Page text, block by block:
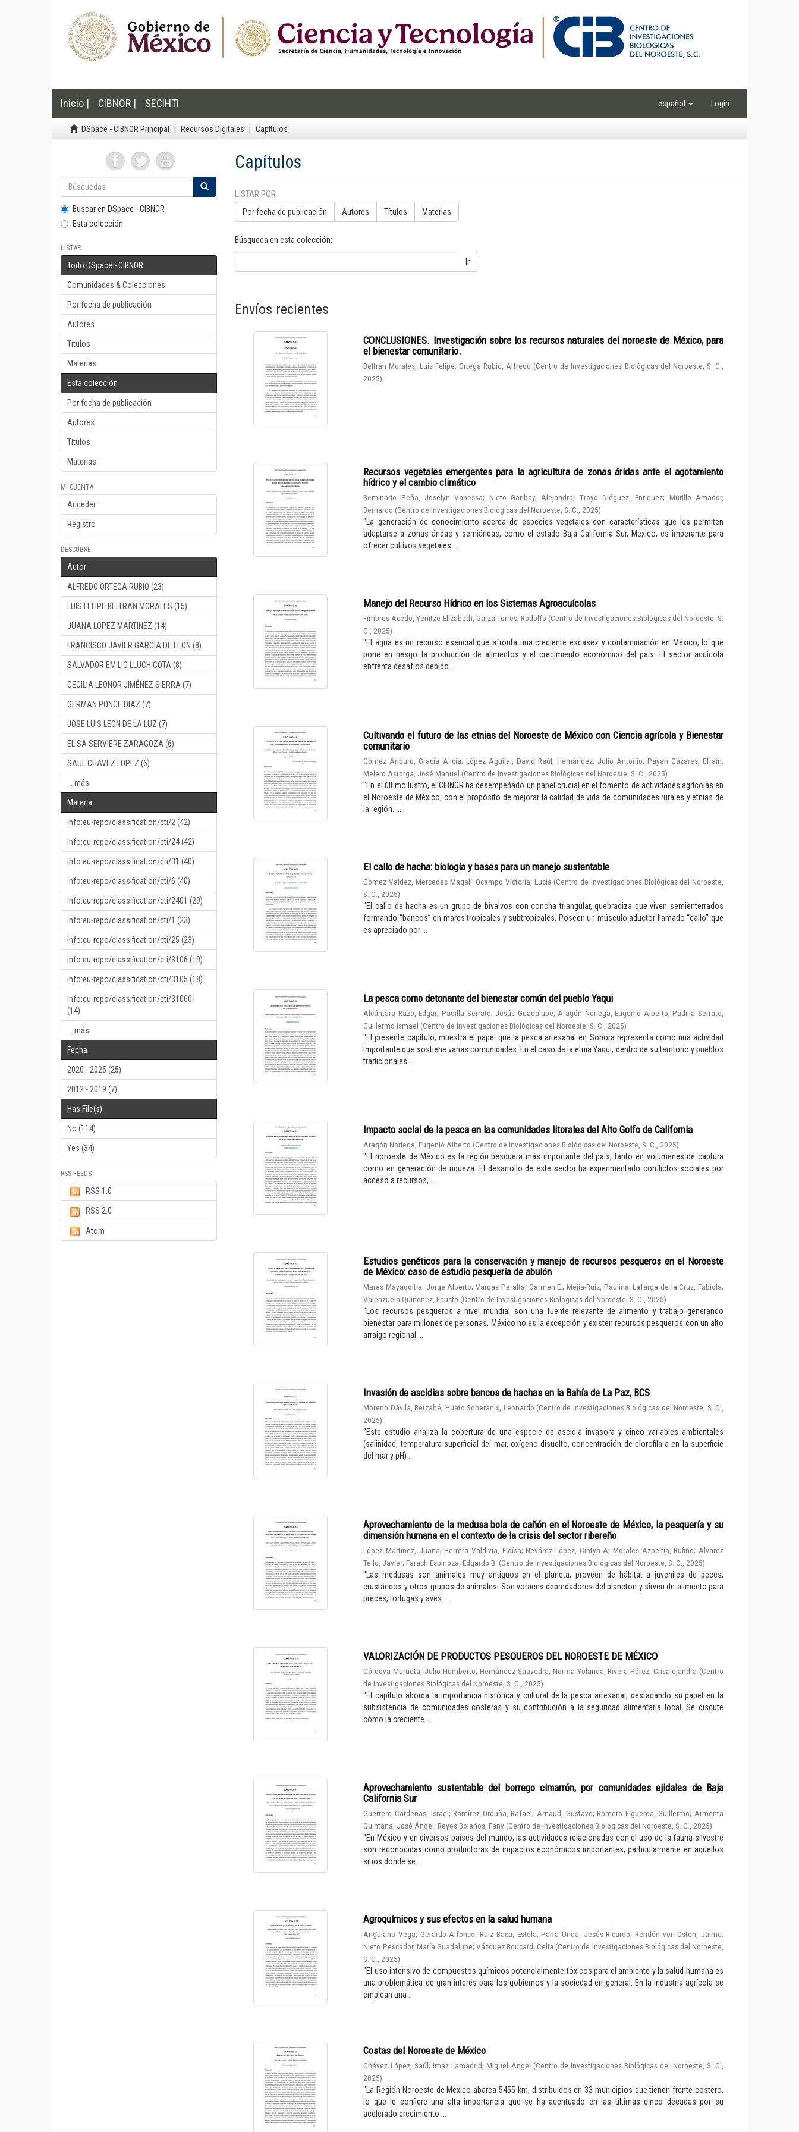
Inicio | CIBNOR | SECIHTI español Login
DSpace - CIBNOR Principal Recursos Digitales Capítulos
Buscar en DSpace - CIBNOR
Esta colección
LISTAR
Todo DSpace - CIBNOR
Comunidades & Colecciones
Por fecha de publicación
Autores
Títulos
Materias
Esta colección
Por fecha de publicación
Autores
Títulos
Materias
MI CUENTA
Acceder
Registro
DESCUBRE
Autor
ALFREDO ORTEGA RUBIO (23)
LUIS FELIPE BELTRAN MORALES (15)
JUANA LOPEZ MARTINEZ (14)
FRANCISCO JAVIER GARCIA DE LEON (8)
SALVADOR EMILIO LLUCH COTA (8)
CECILIA LEONOR JIMÉNEZ SIERRA (7)
GERMAN PONCE DIAZ (7)
JOSE LUIS LEON DE LA LUZ (7)
ELISA SERVIERE ZARAGOZA (6)
SAUL CHAVEZ LOPEZ (6)
... más
Materia
info:eu-repo/classification/cti/2 (42)
info:eu-repo/classification/cti/24 (42)
info:eu-repo/classification/cti/31 (40)
info:eu-repo/classification/cti/6 (40)
info:eu-repo/classification/cti/2401 (29)
info:eu-repo/classification/cti/1 (23)
info:eu-repo/classification/cti/25 (23)
info:eu-repo/classification/cti/3106 (19)
info:eu-repo/classification/cti/3105 (18)
info:eu-repo/classification/cti/310601
(14)
... más
Fecha
2020 - 2025 (25)
2012 - 2019 (7)
Has File(s)
No (114)
Yes (34)
RSS FEEDS
RSS 1.0
RSS 2.0
Atom
Capítulos
LISTAR POR
Por fecha de publicación Autores Títulos Materias
Búsqueda en esta colección:
Ir
Envíos recientes
CONCLUSIONES. Investigación sobre los recursos naturales del noroeste de México, para
el bienestar comunitario.
Beltrán Morales, Luis Felipe; Ortega Rubio, Alfredo (Centro de Investigaciones Biológicas del Noroeste, S. C.
2025)
Recursos vegetales emergentes para la agricultura de zonas áridas ante el agotamiento
hídrico y el cambio climático
Seminario Peña, Joselyn Vanessa; Nieto Garibay, Alejandra; Troyo Diéguez, Enriquez; Murillo Amador,
Bernardo (Centro de Investigaciones Biológicas del Noroeste, S. C. 2025)
"La generación de conocimiento acerca de especies vegetales con características que les permiten
adaptarse a zonas áridas y semiáridas, como el estado Baja California Sur, México, es imperante para
ofrecer cultivos vegetales ...
Manejo del Recurso Hídrico en los Sistemas Agroacuícolas
Fimbres Acedo, Yenitze Elizabeth; Garza Torres, Rodolfo (Centro de Investigaciones Biológicas del Noroeste, S.
C., 2025)
"El agua es un recurso esencial que afronta una creciente escasez y contaminación en México, lo que
pone en riesgo la producción de alimentos y el crecimiento económico del país. El sector acuícola
enfrenta desafíos debido ...
Cultivando el futuro de las etnias del Noroeste de México con Ciencia agrícola y Bienestar
comunitario
Gómez Anduro, Gracia Alicia; López Aguilar, David Raúl; Hernández, Julio Antonio; Payan Cázares, Efraín;
Melero Astorga, José Manuel (Centro de Investigaciones Biológicas del Noroeste, S. C. 2025)
"En el último lustro, el CIBNOR ha desempeñado un papel crucial en el fomento de actividades agrícolas en
el Noroeste de México, con el propósito de mejorar la calidad de vida de comunidades rurales y etnias de
la región. ...
El callo de hacha: biología y bases para un manejo sustentable
Gómez Valdez, Mercedes Magali;Ocampo Victoria, Lucía (Centro de Investigaciones Biológicas del Noroeste,
S. C.
2025)
"El callo de hacha es un grupo de bivalvos con concha triangular, quebradiza que viven semienterrados
formando “bancos” en mares tropicales y subtropicales. Poseen un músculo aductor llamado “callo” que
es apreciado por ...
La pesca como detonante del bienestar común del pueblo Yaqui
Alcántara Razo, Edgar;Padilla Serrato, Jesús Guadalupe; Aragón Noriega, Eugenio Alberto;Padilla Serrato,
Guillermo Ismael (Centro de Investigaciones Biológicas del Noroeste, S. C. 2025)
"El presente capítulo, muestra el papel que la pesca artesanal en Sonora representa como una actividad
importante que sostiene varias comunidades. En el caso de la etnia Yaqui, dentro de su territorio y pueblos
tradicionales ...
Impacto social de la pesca en las comunidades litorales del Alto Golfo de California
Aragón Noriega, Eugenio Alberto (Centro de Investigaciones Biológicas del Noroeste, S. C. 2025)
“El noroeste de México es la región pesquera más importante del país, tanto en volúmenes de captura
como en generación de riqueza. El desarrollo de este sector ha experimentado conflictos sociales por
acceso a recursos, ...
Estudios genéticos para la conservación y manejo de recursos pesqueros en el Noroeste
de México: caso de estudio pesquería de abulón
Mares Mayagoitia, Jorge Alberto;Vargas Peralta, Carmen E.; Mejía-Ruíz, Paulina;Lafarga de la Cruz, Fabiola;
Valenzuela Quiñonez, Fausto (Centro de Investigaciones Biológicas del Noroeste, S. C., 2025)
“Los recursos pesqueros a nivel mundial son una fuente relevante de alimento y trabajo generando
bienestar para millones de personas. México no es la excepción y existen recursos pesqueros con un alto
arraigo regional ...
Invasión de ascidias sobre bancos de hachas en la Bahía de La Paz, BCS
Moreno Dávila, Betzabé; Huato Soberanis, Leonardo (Centro de Investigaciones Biológicas del Noroeste, S. C.,
2025)
“Este estudio analiza la cobertura de una especie de ascidia invasora y cinco variables ambientales
(salinidad, temperatura superficial del mar, oxígeno disuelto, concentración de clorofila-a en la superficie
del mar y pH) ...
Aprovechamiento de la medusa bola de cañón en el Noroeste de México, la pesquería y su
dimensión humana en el contexto de la crisis del sector ribereño
López Martínez, Juana;Herrera Valdivia, Eloísa;Nevárez López, Cintya A;Morales Azpeitia, Rufino; Álvarez
Tello, Javier;Farach Espinoza, Edgardo B. (Centro de Investigaciones Biológicas del Noroeste, S. C. 2025)
"Las medusas son animales muy antiguos en el planeta, proveen de hábitat a juveniles de peces,
crustáceos y otros grupos de animales. Son voraces depredadores del plancton y sirven de alimento para
preces, tortugas y aves. ...
VALORIZACIÓN DE PRODUCTOS PESQUEROS DEL NOROESTE DE MÉXICO
Córdova Murueta, Julio Humberto; Hernández Saavedra, Norma Yolanda;Rivera Pérez, Crisalejandra (Centro
de Investigaciones Biológicas del Noroeste, S. C.
2025)
“El capítulo aborda la importancia histórica y cultural de la pesca artesanal, destacando su papel en la
subsistencia de comunidades costeras y su contribución a la seguridad alimentaria local. Se discute
cómo la creciente ...
Aprovechamiento sustentable del borrego cimarrón, por comunidades ejidales de Baja
California Sur
Guerrero Cárdenas, Israel;Ramírez Orduña, Rafael; Arnaud, Gustavo;Romero Figueroa, Guillermo; Armenta
Quintana, José Ángel;Reyes Bolaños, Fany (Centro de Investigaciones Biológicas del Noroeste, S. C. 2025)
“En México y en diversos países del mundo, las actividades relacionadas con el uso de la fauna silvestre
son reconocidas como productoras de impactos económicos importantes, particularmente en aquellos
sitios donde se ...
Agroquímicos y sus efectos en la salud humana
Anguiano Vega, Gerardo Alfonso;Ruiz Baca, Estela;Parra Unda, Jesús Ricardo; Rendón von Osten, Jaime;
Nieto Pescador, María Guadalupe; Vázquez Boucard, Celia (Centro de Investigaciones Biológicas del Noroeste,
S. C.
2025)
"El uso intensivo de compuestos químicos potencialmente tóxicos para el ambiente y la salud humana es
una problemática de gran interés para los gobiernos y la sociedad en general. En la industria agrícola se
emplean una ...
Costas del Noroeste de México
Chávez López, Saúl; Imaz Lamadrid, Miguel Ángel (Centro de Investigaciones Biológicas del Noroeste, S. C.,
2025)
"La Región Noroeste de México abarca 5455 km, distribuidos en 33 municipios que tienen frente costero,
lo que le confiere una alta importancia que se ha acentuado en las últimas cinco décadas por su
acelerado crecimiento ...